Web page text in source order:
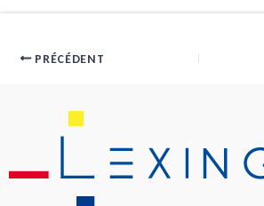
PRÉCÉDENT